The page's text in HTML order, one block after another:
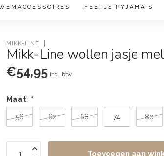
FEETJE PYJAMA'S
MIKK-LINE
Mikk-Line wollen jasje
€54,95 Incl. btw
Maat: *
56 62 68 74 80
Toevoegen aan